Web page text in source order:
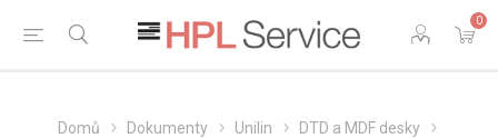
0
Domů Dokumenty Unilin
DTD a MDF desky